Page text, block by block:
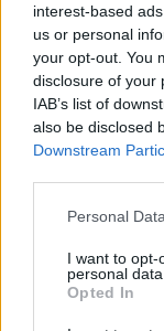
interest-based
us or personal
your opt-out. You
disclosure of your
IAB’s list of
also be disclosed
Downstream
Personal
I want to opt-
personal data.
Opted In